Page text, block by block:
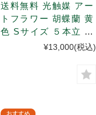
送料無料 光触媒 アー
トフラワー 胡蝶蘭 黄
色 Sサイズ ５本立 陶
¥13,000(税込)